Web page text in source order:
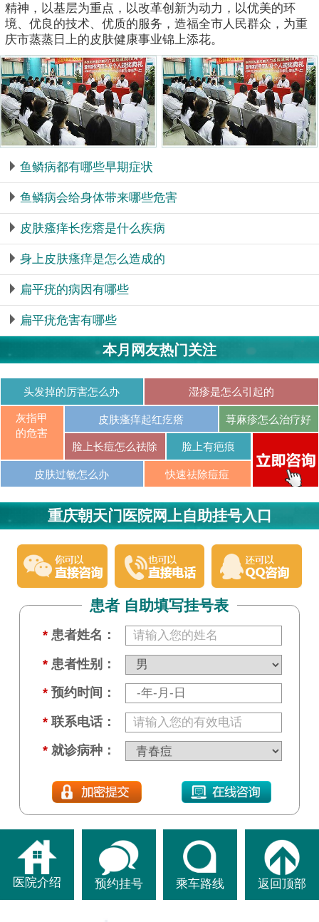
精神，以基层为重点，以改革创新为动力，以优美的环
境、优良的技术、优质的服务，造福全市人民群众，为重
庆市蒸蒸日上的皮肤健康事业锦上添花。
鱼鳞病都有哪些早期症状
鱼鳞病会给身体带来哪些危害
皮肤瘙痒长疙瘩是什么疾病
身上皮肤瘙痒是怎么造成的
扁平疣的病因有哪些
扁平疣危害有哪些
本月网友热门关注
头发掉的厉害怎么办 湿疹是怎么引起的
灰指甲
的危害
皮肤瘙痒起红疙瘩 荨麻疹怎么治疗好
脸上长痘怎么祛除 脸上有疤痕
皮肤过敏怎么办 快速祛除痘痘
重庆朝天门医院网上自助挂号入口
患者 自助填写挂号表
* 患者姓名：
* 患者性别：
* 预约时间：
* 联系电话：
* 就诊病种：
医院介绍 预约挂号 乘车路线 返回顶部